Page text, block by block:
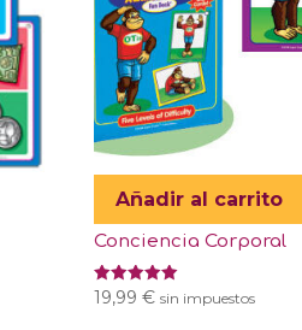
Añadir al carrito
Conciencia Corporal
Valorado
con
19,99€ sin impuestos